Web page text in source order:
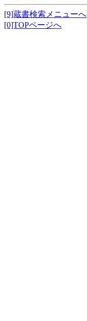
[9]蔵書検索メニューへ
[0]TOPページへ